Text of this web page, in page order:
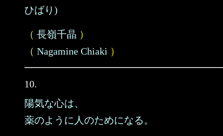
ひばり)
（ 長嶺千晶 ）
（ Nagamine Chiaki ）
10.
陽気な心は、
薬のように人のためになる。